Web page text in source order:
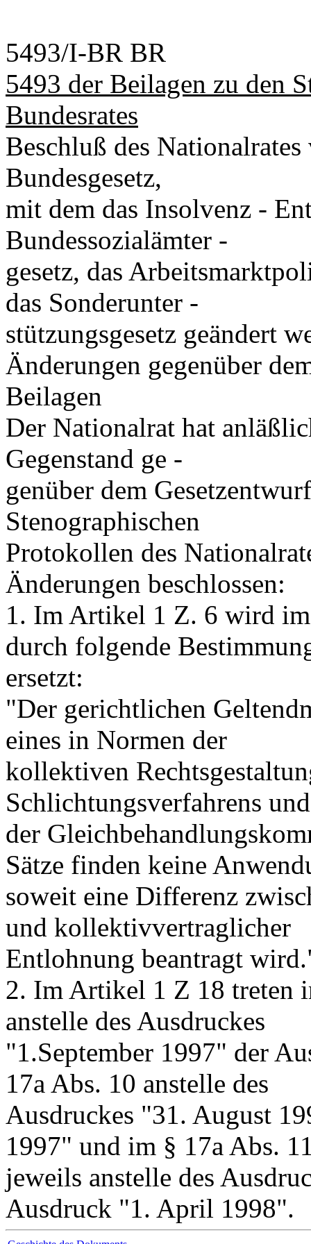
5493/I-BR BR
5493 der Beilagen zu den
Bundesrates
Beschluß des
Bundesgesetz,
mit dem das Insolvenz -
Bundessozialämter -
gesetz, das
das Sonderunter -
stützungsgesetz geändert
Änderungen gegenüber
Beilagen
Der Nationalrat hat
Gegenstand ge -
genüber dem
Stenographischen
Protokollen des
Änderungen beschlossen:
1. Im Artikel 1 Z. 6 wird
durch folgende
ersetzt:
"Der gerichtlichen
eines in Normen der
kollektiven
Schlichtungsverfahrens
der
Sätze finden keine
soweit eine Differenz
und kollektivvertraglicher
Entlohnung beantragt
2. Im Artikel 1 Z 18 treten
anstelle des Ausdruckes
"1.September 1997" der
17a Abs. 10 anstelle des
Ausdruckes "31. August
1997" und im § 17a Abs.
jeweils anstelle des
Ausdruck "1. April 1998".